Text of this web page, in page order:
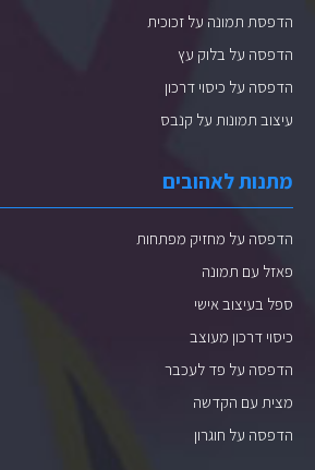
הדפסת תמונה על זכוכית
הדפסה על בלוק עץ
הדפסה על כיסוי דרכון
עיצוב תמונות על קנבס
מתנות לאהובים
הדפסה על מחזיק מפתחות
פאזל עם תמונה
ספל בעיצוב אישי
כיסוי דרכון מעוצב
הדפסה על פד לעכבר
מצית עם הקדשה
הדפסה על חוגרון